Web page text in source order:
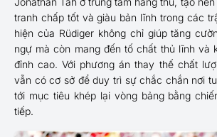
tranh chấp tốt và giàu bản lĩnh trong các
hiện của Rüdiger không chỉ giúp tăng
ngự mà còn mang đến tố chất thủ lĩnh và
đỉnh cao. Với phương án thay thế chất
vẫn có cơ sở để duy trì sự chắc chắn nơi
tới mục tiêu khép lại vòng bảng bằng
tiếp.